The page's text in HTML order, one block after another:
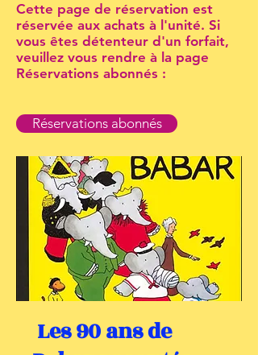
Cette page de réservation est
réservée aux achats à l'unité. Si
vous êtes détenteur d'un forfait,
veuillez vous rendre à la page
Réservations abonnés :
Réservations abonnés
Les 90 ans de